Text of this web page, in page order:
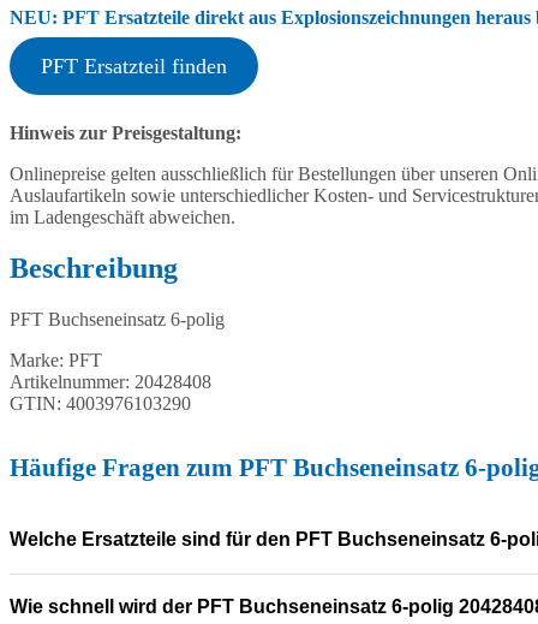
NEU: PFT Ersatzteile direkt aus Explosionszeichnungen heraus
PFT Ersatzteil finden
Hinweis zur Preisgestaltung:
Onlinepreise gelten ausschließlich für Bestellungen über unseren
Auslaufartikeln sowie unterschiedlicher Kosten- und
im Ladengeschäft abweichen.
Beschreibung
PFT Buchseneinsatz 6-polig
Marke: PFT
Artikelnummer: 20428408
GTIN: 4003976103290
Häufige Fragen zum PFT Buchseneinsatz 6-
Welche Ersatzteile sind für den PFT Buchseneinsatz 6-
Wie schnell wird der PFT Buchseneinsatz 6-polig